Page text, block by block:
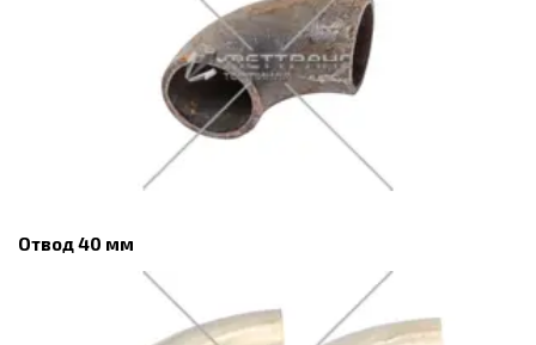
Отвод 40 мм